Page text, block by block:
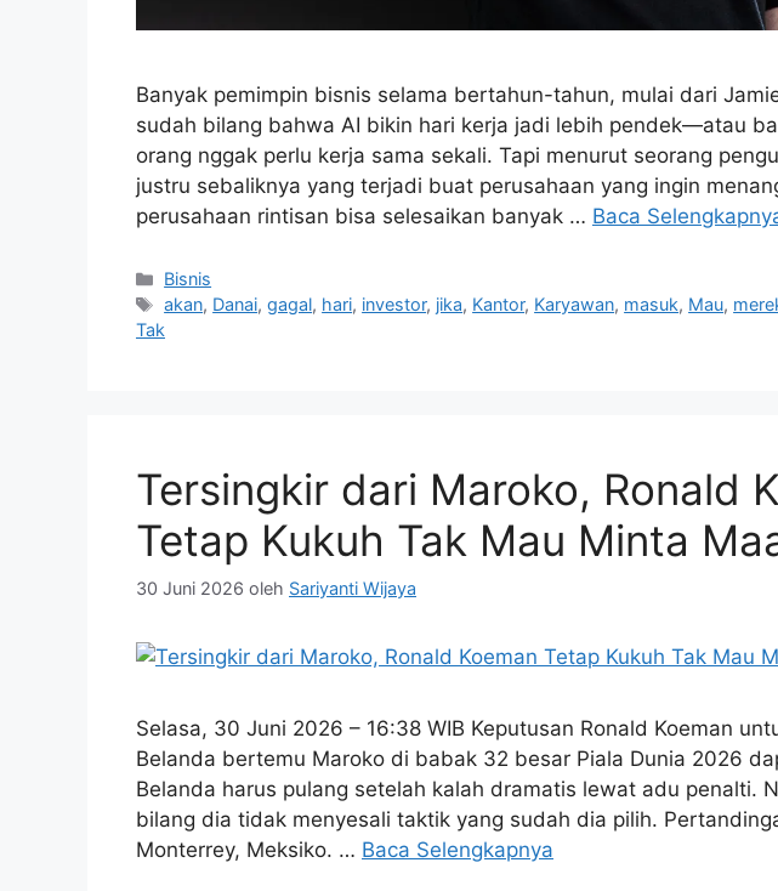
Banyak pemimpin bisnis selama bertahun-tahun, mulai dari
sudah bilang bahwa AI bikin hari kerja jadi lebih pendek—atau
orang nggak perlu kerja sama sekali. Tapi menurut seorang
justru sebaliknya yang terjadi buat perusahaan yang ingin
perusahaan rintisan bisa selesaikan banyak … Baca
Kategori
Bisnis
Tag
akan, Danai,gagal, hari, investor, jika, Kantor, Karyawan, masuk, Mau,
Tak
Tersingkir dari Maroko, Ronald
Tetap Kukuh Tak Mau Minta
30 Juni 2026 oleh Sariyanti Wijaya
Selasa, 30 Juni 2026 – 16:38 WIB Keputusan Ronald Koeman
Belanda bertemu Maroko di babak 32 besar Piala Dunia 2026
Belanda harus pulang setelah kalah dramatis lewat adu penalti.
bilang dia tidak menyesali taktik yang sudah dia pilih.
Monterrey, Meksiko. … Baca Selengkapnya